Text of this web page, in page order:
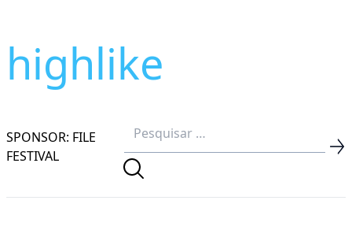
highlike
SPONSOR: FILE
FESTIVAL